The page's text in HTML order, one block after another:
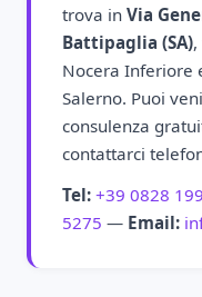
trova in Via
Battipaglia (SA)
Nocera Inferiore
Salerno. Puoi
consulenza
contattarci
Tel: +39 0828
5275 — Email: